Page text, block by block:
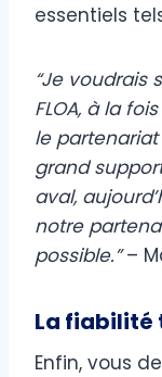
essentiels
“Je voudrais
FLOA, à la
le
grand
aval,
notre
possible.”–
La fiabilité
Enfin, vous